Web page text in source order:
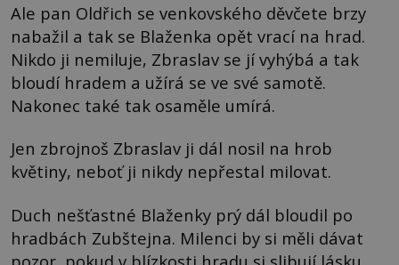
Ale pan Oldřich se venkovského děvčete brzy
nabažil a tak se Blaženka opět vrací na hrad.
Nikdo ji nemiluje, Zbraslav se jí vyhýbá a tak
bloudí hradem a užírá se ve své samotě.
Nakonec také tak osaměle umírá.
Jen zbrojnoš Zbraslav ji dál nosil na hrob
květiny, neboť ji nikdy nepřestal milovat.
Duch nešťastné Blaženky prý dál bloudil po
hradbách Zubštejna. Milenci by si měli dávat